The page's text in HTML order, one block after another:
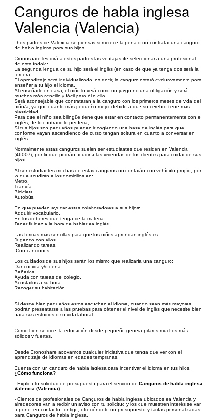
Canguros de habla inglesa
Valencia (Valencia)
chos padres de Valencia se piensas si merece la pena o no contratar una canguro
de habla inglesa para sus hijos.
Cronoshare les dirá a estos padres las ventajas de seleccionar a una profesional
de esta índole:
La segunda lengua de su hijo será el inglés (en caso de que ya tenga dos será la
tercera).
El aprendizaje será individualizado, es decir, la canguro estará exclusivamente para
enseñar a tu hijo el idioma.
Al enseñarle en casa, el niño lo verá como un juego no una obligación y será
muchos más sencillo y fácil para él o ella.
Será aconsejable que contrataran a la canguro con los primeros meses de vida del
niño/a, ya que cuanto más pequeño mejor debido a que su cerebro tiene más
plasticidad.
Para que el niño sea bilingüe tiene que estar en contacto permanentemente con el
inglés, de lo contrario lo perderia,
Si tus hijos son pequeños pueden ir cogiendo una base de inglés para que
conforme vayan ascendiendo de curso tengan soltura en cuanto a conversar en
inglés.
Normalmente estas canguros suelen ser estudiantes que residen en Valencia
(46007), por lo que podrán acudir a las viviendas de los clientes para cuidar de sus
hijos.
Al ser estudiantes muchas de estas canguros no contarán con vehículo propio, por
lo que acudirán a los domicilios en:
Metro.
Tranvía.
Bicicleta.
Autobús.
En que pueden ayudar estas colaboradores a sus hijos:
Adquirir vocabulario.
En los deberes que tenga de la materia.
Tener fluidez a la hora de hablar en inglés.
Las formas más sencillas para que los niños aprendan inglés es:
Jugando con ellos.
Realizando tareas.
-Con canciones.
Los cuidados de sus hijos serán los mismo que realizaría una canguro:
Dar comida y/o cena.
Bañarlos.
Ayuda con tareas del colegio.
Acostarlos a su hora.
Recoger su habitación.
Si desde bien pequeños estos escuchan el idioma, cuando sean más mayores
podrán presentarse a las pruebas para obtener el nivel de inglés que necesite bien
para sus estudios o su vida laboral.
Como bien se dice, la educación desde pequeño genera pilares muchos más
sólidos y fuertes.
Desde Cronoshare apoyamos cualquier iniciativa que tenga que ver con el
aprendizaje de idiomas en edades tempranas.
Cuenta con un canguro de habla inglesa para incentivar el idioma en tus hijos.
¿Cómo funciona?
- Explica tu solicitud de presupuesto para el servicio de Canguros de habla inglesa
Valencia (Valencia)
- Cientos de profesionales de Canguros de habla inglesa ubicados en Valencia y
alrededores van a recibir un aviso con tu solicitud y los que muestren interés se van
a poner en contacto contigo, ofreciéndote un presupuesto y tarifas personalizadas
para Canguros de habla inglesa.